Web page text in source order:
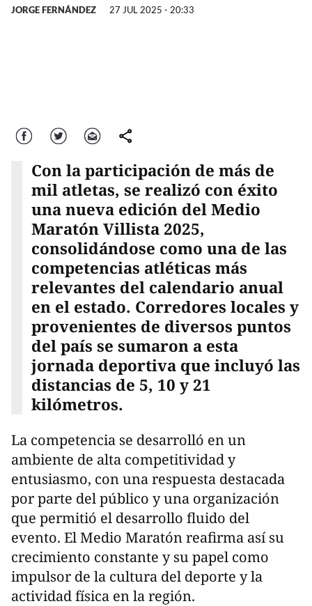
JORGE FERNÁNDEZ 27 JUL 2025 - 20:33
Facebook Twitter Correo comparte
Con la participación de más de
mil atletas, se realizó con éxito
una nueva edición del Medio
Maratón Villista 2025,
consolidándose como una de las
competencias atléticas más
relevantes del calendario anual
en el estado. Corredores locales y
provenientes de diversos puntos
del país se sumaron a esta
jornada deportiva que incluyó las
distancias de 5, 10 y 21
kilómetros.
La competencia se desarrolló en un
ambiente de alta competitividad y
entusiasmo, con una respuesta destacada
por parte del público y una organización
que permitió el desarrollo fluido del
evento. El Medio Maratón reafirma así su
crecimiento constante y su papel como
impulsor de la cultura del deporte y la
actividad física en la región.